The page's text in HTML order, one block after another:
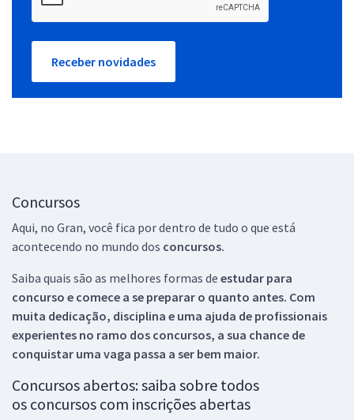
Receber novidades
Concursos
Aqui, no Gran, você fica por dentro de tudo o que está
acontecendo no mundo dos concursos.
Saiba quais são as melhores formas de estudar para
concurso e comece a se preparar o quanto antes. Com
muita dedicação, disciplina e uma ajuda de profissionais
experientes no ramo dos concursos, a sua chance de
conquistar uma vaga passa a ser bem maior.
Concursos abertos: saiba sobre todos
os concursos com inscrições abertas